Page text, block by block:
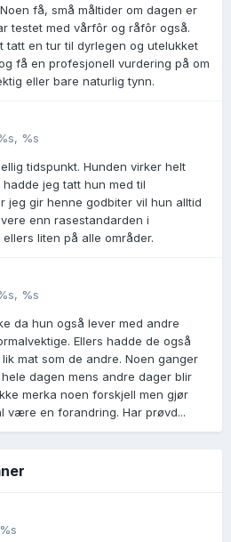
få, små måltider om dagen er
testet med vårfôr og råfôr også.
tatt en tur til dyrlegen og utelukket
få en profesjonell vurdering på om
eller bare naturlig tynn.
%s
tidspunkt. Hunden virker helt
jeg tatt hun med til
jeg gir henne godbiter vil hun alltid
enn rasestandarden i
liten på alle områder.
%s
da hun også lever med andre
Ellers hadde de også
mat som de andre. Noen ganger
dagen mens andre dager blir
merka noen forskjell men gjør
være en forandring. Har prøvd...